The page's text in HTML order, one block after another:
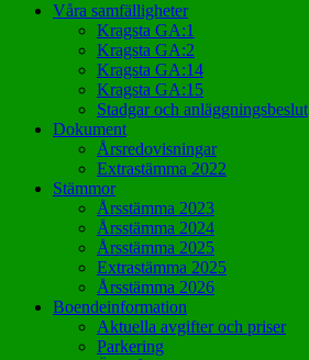
Våra samfälligheter
Kragsta GA:1
Kragsta GA:2
Kragsta GA:14
Kragsta GA:15
Stadgar och anläggningsbeslut
Dokument
Årsredovisningar
Extrastämma 2022
Stämmor
Årsstämma 2023
Årsstämma 2024
Årsstämma 2025
Extrastämma 2025
Årsstämma 2026
Boendeinformation
Aktuella avgifter och priser
Parkering